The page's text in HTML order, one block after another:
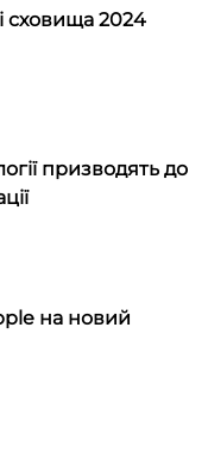
сховища 2024
призводять до
на новий